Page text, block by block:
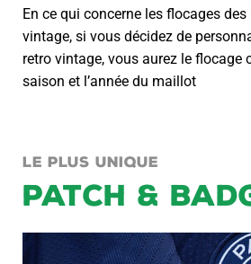
En ce qui concerne les flocages
vintage, si vous décidez de
retro vintage, vous aurez le flocage
saison et l’année du maillot
LE PLUS UNIQUE
PATCH &